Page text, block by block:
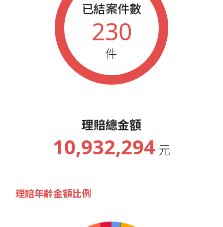
已結案件數
230
件
理賠總金額
10,932,294 元
理賠年齡金額比例